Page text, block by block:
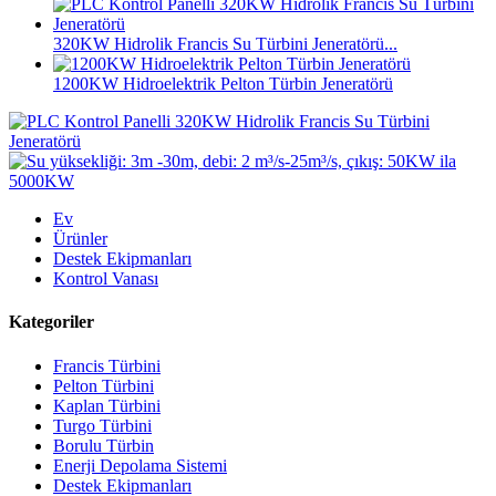
320KW Hidrolik Francis Su Türbini Jeneratörü...
1200KW Hidroelektrik Pelton Türbin Jeneratörü
Ev
Ürünler
Destek Ekipmanları
Kontrol Vanası
Kategoriler
Francis Türbini
Pelton Türbini
Kaplan Türbini
Turgo Türbini
Borulu Türbin
Enerji Depolama Sistemi
Destek Ekipmanları